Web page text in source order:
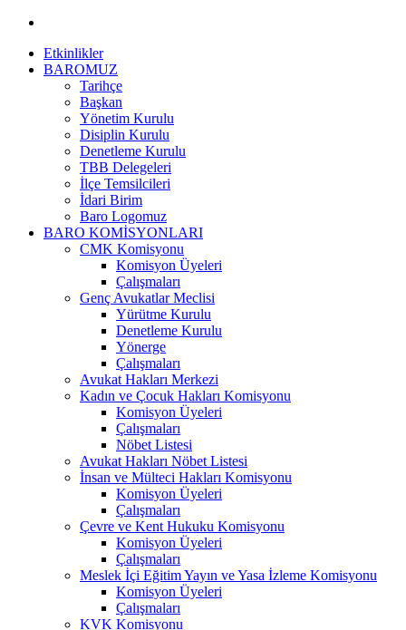
Etkinlikler
BAROMUZ
Tarihçe
Başkan
Yönetim Kurulu
Disiplin Kurulu
Denetleme Kurulu
TBB Delegeleri
İlçe Temsilcileri
İdari Birim
Baro Logomuz
BARO KOMİSYONLARI
CMK Komisyonu
Komisyon Üyeleri
Çalışmaları
Genç Avukatlar Meclisi
Yürütme Kurulu
Denetleme Kurulu
Yönerge
Çalışmaları
Avukat Hakları Merkezi
Kadın ve Çocuk Hakları Komisyonu
Komisyon Üyeleri
Çalışmaları
Nöbet Listesi
Avukat Hakları Nöbet Listesi
İnsan ve Mülteci Hakları Komisyonu
Komisyon Üyeleri
Çalışmaları
Çevre ve Kent Hukuku Komisyonu
Komisyon Üyeleri
Çalışmaları
Meslek İçi Eğitim Yayın ve Yasa İzleme Komisyonu
Komisyon Üyeleri
Çalışmaları
KVK Komisyonu